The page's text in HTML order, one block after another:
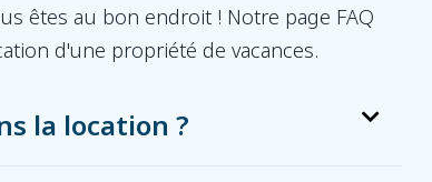
êtes au bon endroit ! Notre page FAQ
d'une propriété de vacances.
la location ?